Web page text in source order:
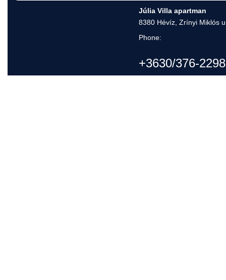
Júlia Villa apartman
8380 Hévíz, Zrínyi Miklós
Phone:
+3630/376-2298